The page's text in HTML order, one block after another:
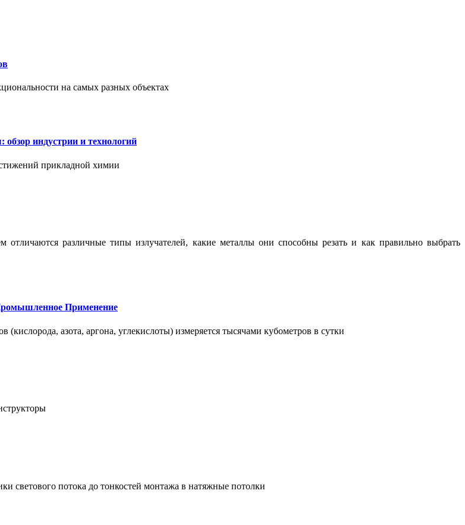
на самых разных объектах
индустрии и технологий
прикладной химии
различные типы излучателей, какие металлы они способны резать и как правильно выбрать
Применение
азота, аргона, углекислоты) измеряется тысячами кубометров в сутки
светового потока до тонкостей монтажа в натяжные потолки